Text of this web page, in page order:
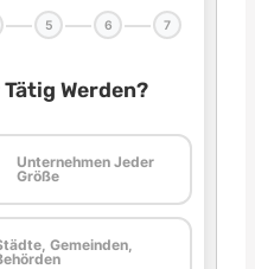
5 6 7
Werden?
Unternehmen Jeder
Größe
Gemeinden,